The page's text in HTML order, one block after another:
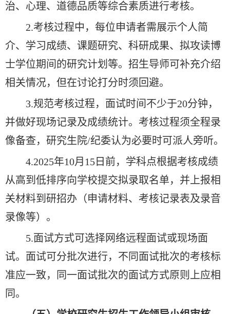
治、心理、道德品质等综合素质进行考核。
2.考核过程中，每位申请者需展示个人简
介、学习成绩、课题研究、科研成果、拟攻读博
士学位期间的研究计划等。招生导师可补充介绍
相关情况，但在讨论打分时须回避。
3.规范考核过程，面试时间不少于20分钟，
并做好现场记录及成绩统计。考核过程须全程录
像备查，研究生院/纪委认为必要时可派人旁听。
4.2025年10月15日前，学科点根据考核成绩
从高到低排序向学校提交拟录取名单，并上报相
关材料到研招办（申请材料、考核记录表及录音
录像等）。
5.面试方式可选择网络远程面试或现场面
试。面试可分批次进行，不同面试批次的考核标
准应一致，同一面试批次的面试方式原则上应相
同。